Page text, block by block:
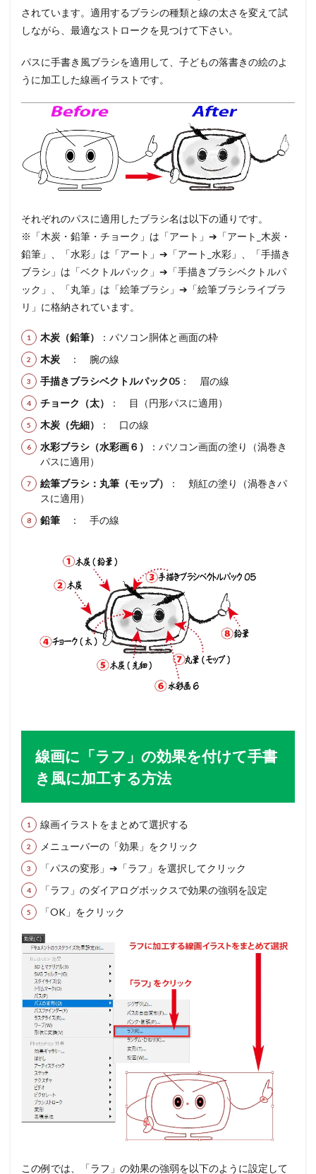
されています。適用するブラシの種類と線の太さを変えて試
しながら、最適なストロークを見つけて下さい。
パスに手書き風ブラシを適用して、子どもの落書きの絵のよ
うに加工した線画イラストです。
それぞれのパスに適用したブラシ名は以下の通りです。
※「木炭・鉛筆・チョーク」は「アート」➔「アート_木炭・
鉛筆」、「水彩」は「アート」➔「アート_水彩」、「手描き
ブラシ」は「ベクトルパック」➔「手描きブラシベクトルパ
ック」、「丸筆」は「絵筆ブラシ」➔「絵筆ブラシライブラ
リ」に格納されています。
木炭（鉛筆）
：パソコン胴体と画面の枠
木炭 ： 腕の線
手描きブラシベクトルパック05 ： 眉の線
チョーク（太）
： 目（円形パスに適用）
木炭（先細）
： 口の線
水彩ブラシ（水彩画６）
：パソコン画面の塗り（渦巻き
パスに適用）
絵筆ブラシ：丸筆（モップ）
： 頬紅の塗り（渦巻きパ
スに適用）
鉛筆 ： 手の線
線画に「ラフ」の効果を付けて手書
き風に加工する方法
線画イラストをまとめて選択する
メニューバーの「効果」をクリック
「パスの変形」➔「ラフ」を選択してクリック
「ラフ」のダイアログボックスで効果の強弱を設定
「OK」をクリック
この例では、「ラフ」の効果の強弱を以下のように設定して